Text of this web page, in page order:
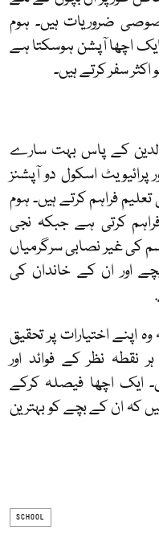
ضروریات ہیں۔ ہوم
اچھا آپشن ہوسکتا ہے
اکثر سفر کرتے ہیں۔
کے پاس بہت سارے
اسکول دو آپشنز
فراہم کرتے ہیں۔ ہوم
کرتی ہے جبکہ نجی
کی غیر نصابی سرگرمیاں
اور ان کے خاندان کی
اپنے اختیارات پر تحقیق
نقطہ نظر کے فوائد اور
ایک اچھا فیصلہ کرکے
کہ ان کے بچے کو بہترین
SCHOOL